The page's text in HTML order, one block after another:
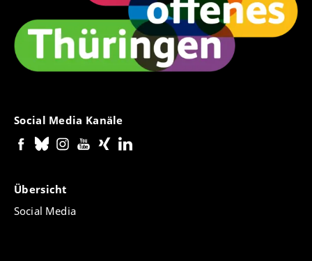
Social Media Kanäle
Übersicht
Social Media